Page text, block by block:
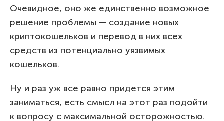
Очевидное, оно же единственно возможное
решение проблемы — создание новых
криптокошельков и перевод в них всех
средств из потенциально уязвимых
кошельков.
Ну и раз уж все равно придется этим
заниматься, есть смысл на этот раз подойти
к вопросу с максимальной осторожностью.